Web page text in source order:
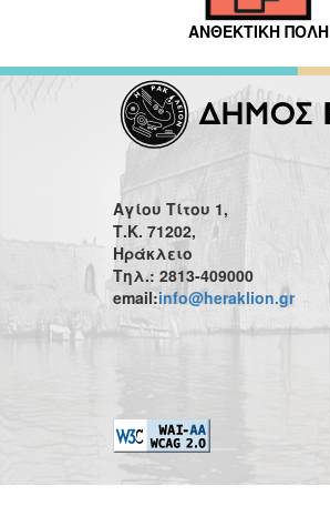
ΑΝΘΕΚΤΙΚΗ ΠΟΛΗ
Αγίου Τίτου 1,
Τ.Κ. 71202,
Ηράκλειο
Τηλ.: 2813-409000
email:info@heraklion.gr